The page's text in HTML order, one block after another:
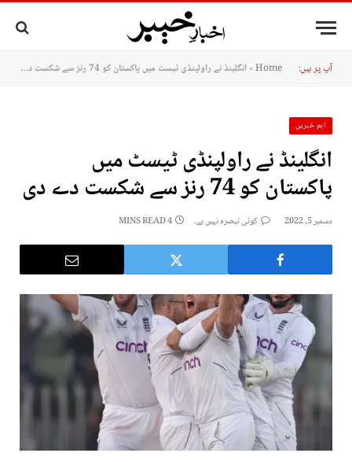
آپ پر ہیں: Home
»انگلینڈ نے راولپنڈی ٹیسٹ میں پاکستان کو 74 رنز سے شکست دے دی
اہم خبریں
انگلینڈ نے راولپنڈی ٹیسٹ میں
پاکستان کو 74 رنز سے شکست دے دی
دسمبر 5, 2022 کوئی تبصرہ نہیں ہے۔ 4 MINS READ